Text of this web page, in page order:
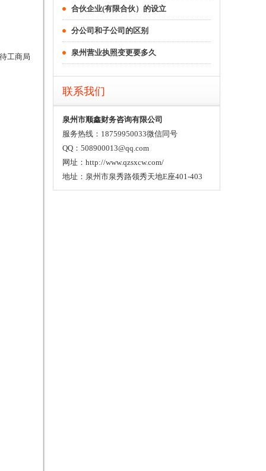
工商局
合伙企业(有限合伙）的设立
分公司和子公司的区别
泉州营业执照变更要多久
联系我们
泉州市顺鑫财务咨询有限公司
服务热线：18759950033微信同号
QQ：508900013@qq.com
网址：http://www.qzsxcw.com/
地址：泉州市泉秀路领秀天地E座401-403